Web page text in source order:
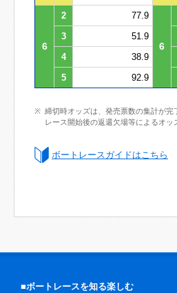
6
2 77.9
6
3
51.9
4
38.9
5
92.9
締切時オッズは、発売票数の集計が
レース開始後の返還欠場等によるオッ
ボートレースガイドはこちら
■ボートレースを知る楽しむ